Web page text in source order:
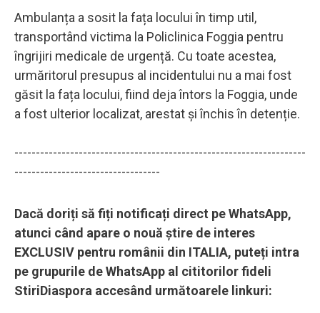
Ambulanța a sosit la fața locului în timp util,
transportând victima la Policlinica Foggia pentru
îngrijiri medicale de urgență. Cu toate acestea,
urmăritorul presupus al incidentului nu a mai fost
găsit la fața locului, fiind deja întors la Foggia, unde
a fost ulterior localizat, arestat și închis în detenție.
--------------------------------------------------------------------
----------------------------------
Dacă doriți să fiți notificați direct pe WhatsApp,
atunci când apare o nouă știre de interes
EXCLUSIV pentru românii din ITALIA, puteți intra
pe grupurile de WhatsApp al cititorilor fideli
StiriDiaspora accesând următoarele linkuri: